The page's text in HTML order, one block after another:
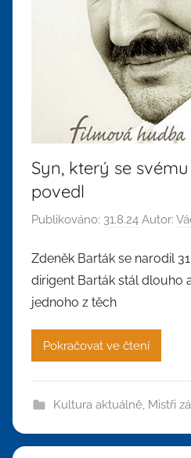
Syn, který se
povedl
Publikováno: 31.8.24 Autor:
Zdeněk Barták se narodil
dirigent Barták stál dlouho
jednoho z těch
Pokračovat ve čtení
Kultura aktuálně, Mistři